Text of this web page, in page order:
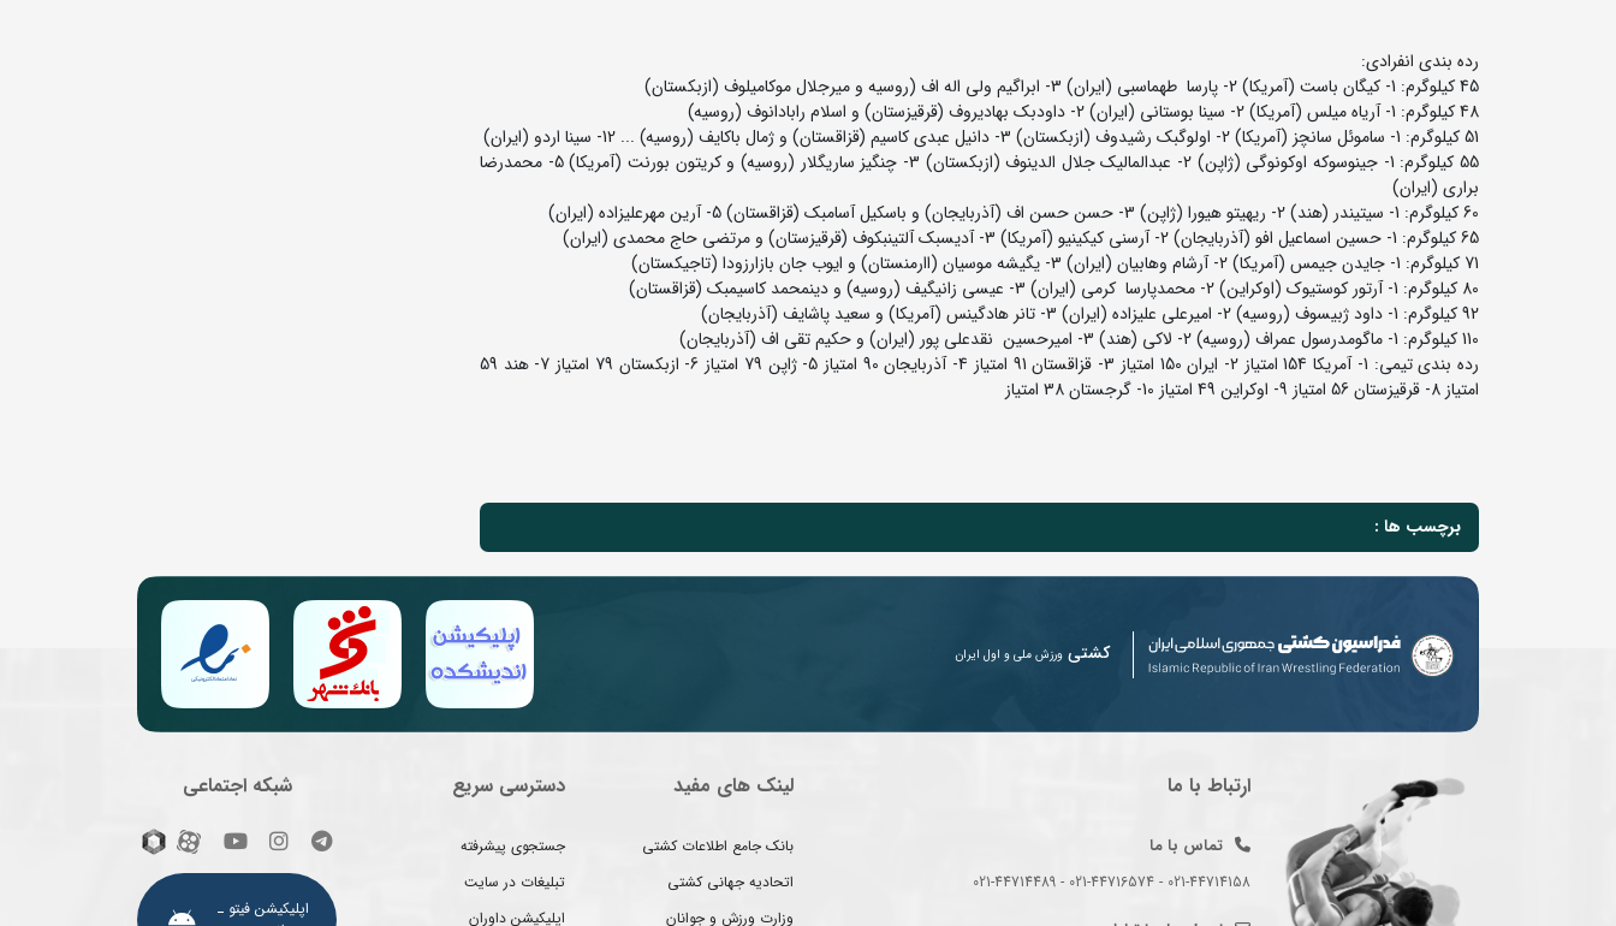
رده بندی انفرادی:
45 کیلوگرم: 1- کیگان باست (آمریکا) 2- پارسا طهماسبی (ایران) 3- ابراگیم ولی اله اف (روسیه و میرجلال موکامیلوف (ازبکستان)
48 کیلوگرم: 1- آریاه میلس (آمریکا) 2- سینا بوستانی (ایران) 2- داودبک بهادیروف (قرقیزستان) و اسلام رابادانوف (روسیه)
51 کیلوگرم: 1- ساموئل سانچز (آمریکا) 2- اولوگبک رشیدوف (ازبکستان) 3- دانیل عبدی کاسیم (قزاقستان) و ژمال باکایف (روسیه) ... 12- سینا اردو (ایران)
55 کیلوگرم: 1- جینوسوکه اوکونوگی (ژاپن) 2- عبدالمالیک جلال الدینوف (ازبکستان) 3- چنگیز ساریگلار (روسیه) و کریتون بورنت (آمریکا) 5- محمدرضا
براری (ایران)
60 کیلوگرم: 1- سیتیندر (هند) 2- ریهیتو هیورا (ژاپن) 3- حسن حسن اف (آذربایجان) و باسکیل آسامبک (قزاقستان) 5- آرین مهرعلیزاده (ایران)
65 کیلوگرم: 1- حسین اسماعیل افو (آذربایجان) 2- آرسنی کیکینیو (آمریکا) 3- آدیسبک آلتینبکوف (قرقیزستان) و مرتضی حاج محمدی (ایران)
71 کیلوگرم: 1- جایدن جیمس (آمریکا) 2- آرشام وهابیان (ایران) 3- یگیشه موسیان (اارمنستان) و ایوب جان بازارزودا (تاجیکستان)
80 کیلوگرم: 1- آرتور کوستیوک (اوکراین) 2- محمدپارسا کرمی (ایران) 3- عیسی زانیگیف (روسیه) و دینمحمد کاسیمبک (قزاقستان)
92 کیلوگرم: 1- داود ژبیسوف (روسیه) 2- امیرعلی علیزاده (ایران) 3- تانر هادگینس (آمریکا) و سعید پاشایف (آذربایجان)
110 کیلوگرم: 1- ماگومدرسول عمراف (روسیه) 2- لاکی (هند) 3- امیرحسین نقدعلی پور (ایران) و حکیم تقی اف (آذربایجان)
رده بندی تیمی: 1- آمریکا 154 امتیاز 2- ایران 150 امتیاز 3- قزاقستان 91 امتیاز 4- آذربایجان 90 امتیاز 5- ژاپن 79 امتیاز 6- ازبکستان 79 امتیاز 7- هند 59
امتیاز 8- قرقیزستان 56 امتیاز 9- اوکراین 49 امتیاز 10- گرجستان 38 امتیاز
برچسب ها :
کشتی ورزش ملی و اول ایران
ارتباط با ما
تماس با ما
021-44714158 - 021-44716574 - 021-44714489
لینک های مفید
بانک جامع اطلاعات کشتی
اتحادیه جهانی کشتی
وزارت ورزش و جوانان
دسترسی سریع
جستجوی پیشرفته
تبلیغات در سایت
اپلیکیشن داوران
شبکه اجتماعی
اپلیکیشن فیتو ـ